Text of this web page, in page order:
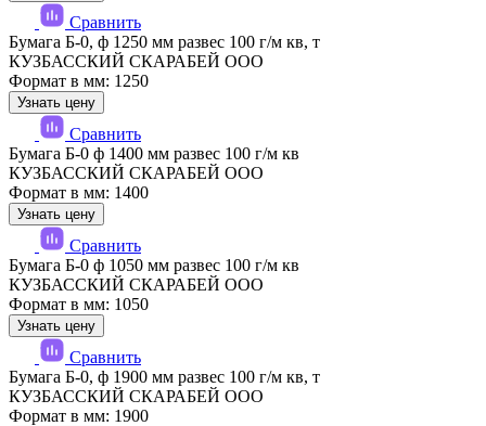
Сравнить
Бумага Б-0, ф 1250 мм развес 100 г/м кв, т
КУЗБАССКИЙ СКАРАБЕЙ ООО
Формат в мм: 1250
Узнать цену
Сравнить
Бумага Б-0 ф 1400 мм развес 100 г/м кв
КУЗБАССКИЙ СКАРАБЕЙ ООО
Формат в мм: 1400
Узнать цену
Сравнить
Бумага Б-0 ф 1050 мм развес 100 г/м кв
КУЗБАССКИЙ СКАРАБЕЙ ООО
Формат в мм: 1050
Узнать цену
Сравнить
Бумага Б-0, ф 1900 мм развес 100 г/м кв, т
КУЗБАССКИЙ СКАРАБЕЙ ООО
Формат в мм: 1900